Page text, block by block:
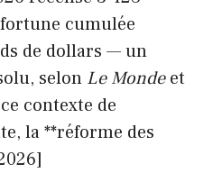
cumulée
de dollars — un
selon Le Mondeet
contexte de
la **réforme des